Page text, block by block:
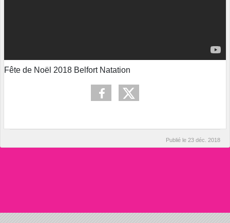
Fête de Noël 2018 Belfort Natation
Publié le 23 déc. 2018